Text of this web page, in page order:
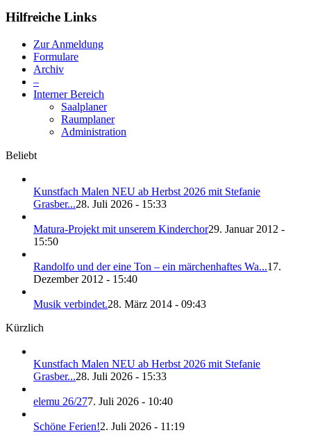
Hilfreiche Links
Zur Anmeldung
Formulare
Archiv
–
Interner Bereich
Saalplaner
Raumplaner
Administration
Beliebt
Kunstfach Malen NEU ab Herbst 2026 mit Stefanie
Grasber...28. Juli 2026 - 15:33
Matura-Projekt mit unserem Kinderchor29. Januar 2012 -
15:50
Randolfo und der eine Ton – ein märchenhaftes Wa...17.
Dezember 2012 - 15:40
Musik verbindet.28. März 2014 - 09:43
Kürzlich
Kunstfach Malen NEU ab Herbst 2026 mit Stefanie
Grasber...28. Juli 2026 - 15:33
elemu 26/277. Juli 2026 - 10:40
Schöne Ferien!2. Juli 2026 - 11:19